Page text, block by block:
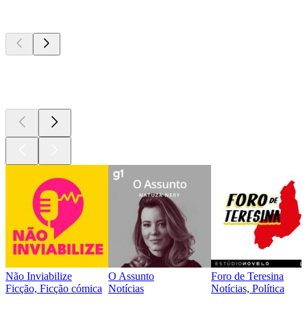
Não Inviabilize
Ficção, Ficção cómica
O Assunto
Notícias
Foro de Teresina
Notícias, Política